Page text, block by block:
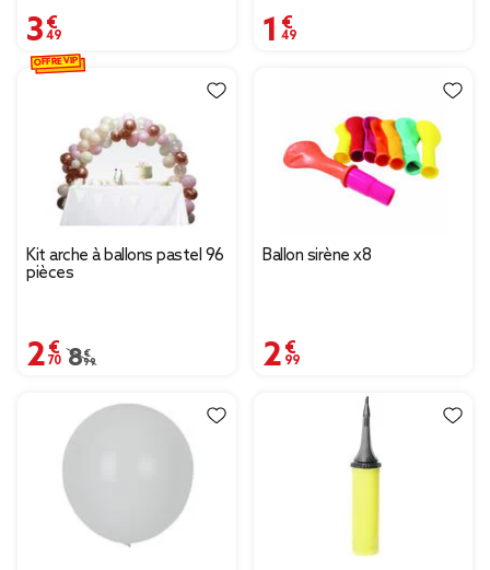
3,49 € 1,49 €
Kit arche à ballons pastel 96
pièces
2,70 €
Prix remisé de 8,99 € à 2,70 €
8,99 €
OFFRE VIP
Ballon sirène x8
2,99 €